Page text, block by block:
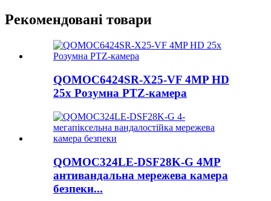
Рекомендовані товари
QOMOC6424SR-X25-VF 4MP HD
25x Розумна PTZ-камера
QOMOC324LE-DSF28K-G 4MP
антивандальна мережева камера
безпеки...